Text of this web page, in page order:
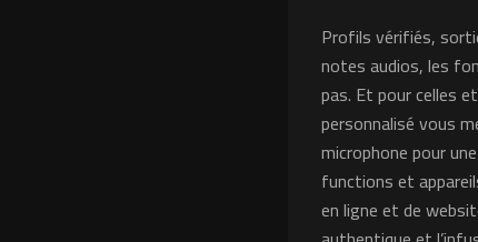
Profils vérifiés,
notes audios, les
pas. Et pour celles
personnalisé vous
microphone pour
functions et
en ligne et de